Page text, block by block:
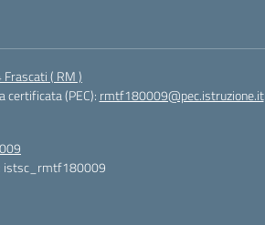
( RM )
certificata (PEC): rmtf180009@pec.istruzione.it
istsc_rmtf180009